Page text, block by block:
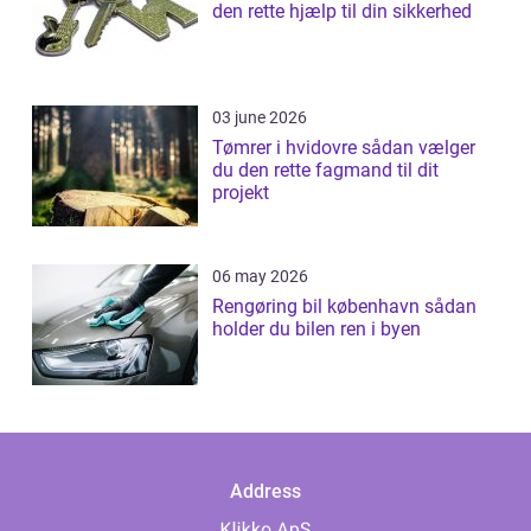
den rette hjælp til din sikkerhed
03 june 2026
Tømrer i hvidovre sådan vælger
du den rette fagmand til dit
projekt
06 may 2026
Rengøring bil københavn sådan
holder du bilen ren i byen
Address